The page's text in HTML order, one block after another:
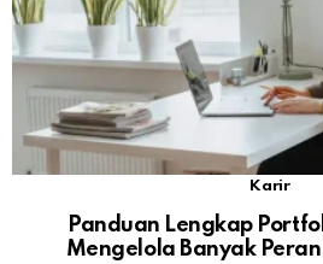
Karir
Panduan Lengkap
Mengelola Banyak